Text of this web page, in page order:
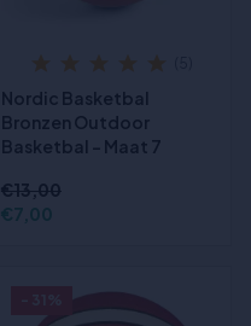
Nordic Basketbal
Bronzen Outdoor
Basketbal - Maat 7
€13,00
€7,00